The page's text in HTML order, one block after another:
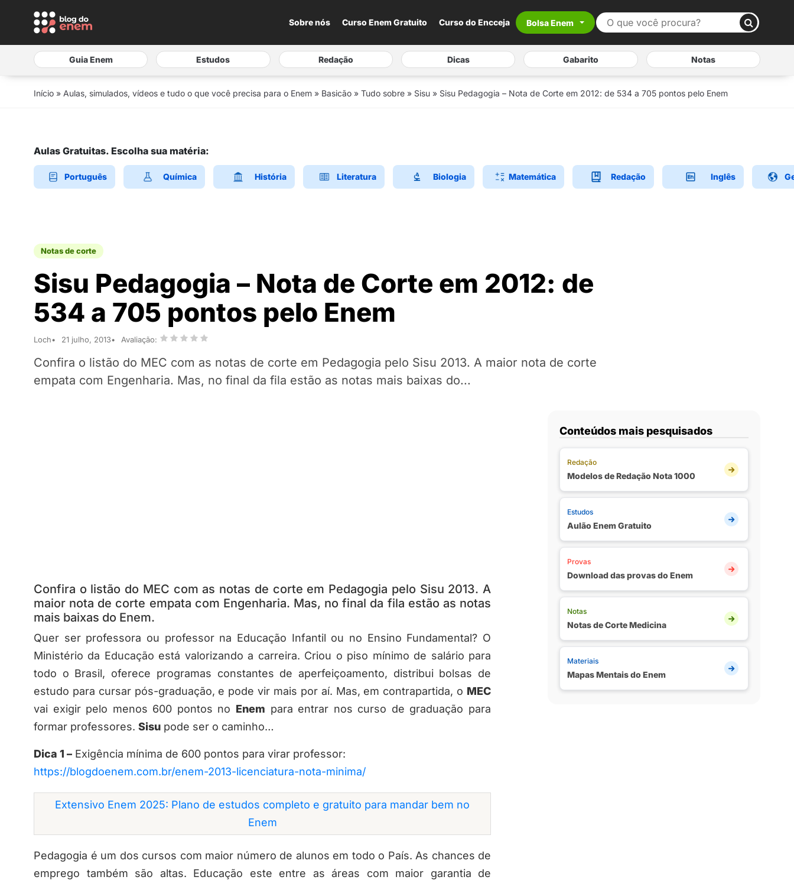
Sobre nós Curso Enem Gratuito Curso do Encceja Bolsa Enem
Guia Enem Estudos Redação Dicas Gabarito Notas
Início » Aulas, simulados, vídeos e tudo o que você precisa para o Enem » Basicão » Tudo sobre » Sisu » Sisu Pedagogia – Nota de Corte em 2012: de 534 a 705 pontos pelo Enem
Aulas Gratuitas. Escolha sua matéria:
Português Química História Literatura Biologia Matemática Redação Inglês
Notas de corte
Sisu Pedagogia – Nota de Corte em 2012: de
534 a 705 pontos pelo Enem
Loch 21 julho, 2013 Avaliação:
Confira o listão do MEC com as notas de corte em Pedagogia pelo Sisu 2013. A maior nota de corte
empata com Engenharia. Mas, no final da fila estão as notas mais baixas do...
Confira o listão do MEC com as notas de corte em Pedagogia pelo Sisu 2013. A
maior nota de corte empata com Engenharia. Mas, no final da fila estão as notas
mais baixas do Enem.
Quer ser professora ou professor na Educação Infantil ou no Ensino Fundamental? O
Ministério da Educação está valorizando a carreira. Criou o piso mínimo de salário para
todo o Brasil, oferece programas constantes de aperfeiçoamento, distribui bolsas de
estudo para cursar pós-graduação, e pode vir mais por aí. Mas, em contrapartida, o MEC
vai exigir pelo menos 600 pontos no Enem para entrar nos curso de graduação para
formar professores. Sisu pode ser o caminho…
Dica 1 – Exigência mínima de 600 pontos para virar professor:
https://blogdoenem.com.br/enem-2013-licenciatura-nota-minima/
Extensivo Enem 2025: Plano de estudos completo e gratuito para mandar bem no
Enem
Pedagogia é um dos cursos com maior número de alunos em todo o País. As chances de
emprego também são altas. Educação este entre as áreas com maior garantia de
Conteúdos mais pesquisados
Redação
Modelos de Redação Nota 1000
Estudos
Aulão Enem Gratuito
Provas
Download das provas do Enem
Notas
Notas de Corte Medicina
Materiais
Mapas Mentais do Enem